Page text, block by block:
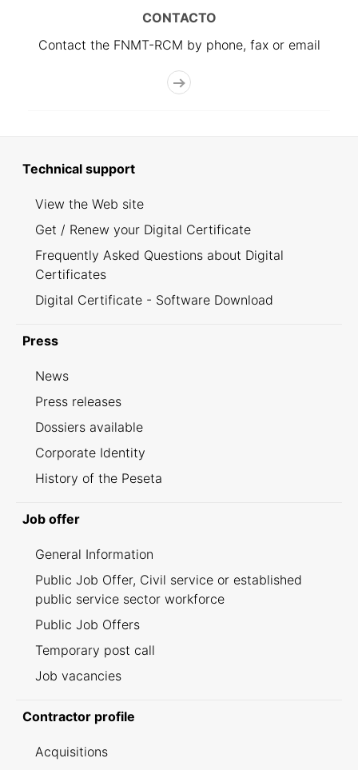
CONTACTO
Contact the FNMT-RCM by phone, fax or email
Technical support
View the Web site
Get / Renew your Digital Certificate
Frequently Asked Questions about Digital
Certificates
Digital Certificate - Software Download
Press
News
Press releases
Dossiers available
Corporate Identity
History of the Peseta
Job offer
General Information
Public Job Offer, Civil service or established
public service sector workforce
Public Job Offers
Temporary post call
Job vacancies
Contractor profile
Acquisitions